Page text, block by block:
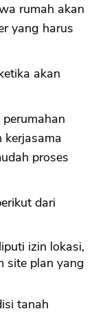
rumah akan
yang harus
akan
kerjasama
proses
dari
izin lokasi,
site plan yang
tanah